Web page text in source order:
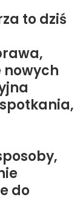
to dziś
do